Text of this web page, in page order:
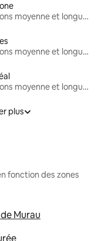
Locations moyenne et longue durée
Locations moyenne et longue durée
Locations moyenne et longue durée
plus
fonction des zones
Murau